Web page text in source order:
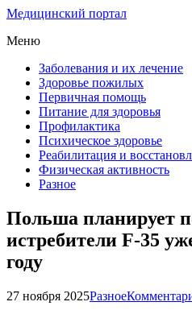
Медицинский портал
Меню
Заболевания и их лечение
Здоровье пожилых
Первичная помощь
Питание для здоровья
Профилактика
Психическое здоровье
Реабилитация и
Физическая активность
Разное
Польша планирует
истребители F-35
году
27 ноября 2025Разное